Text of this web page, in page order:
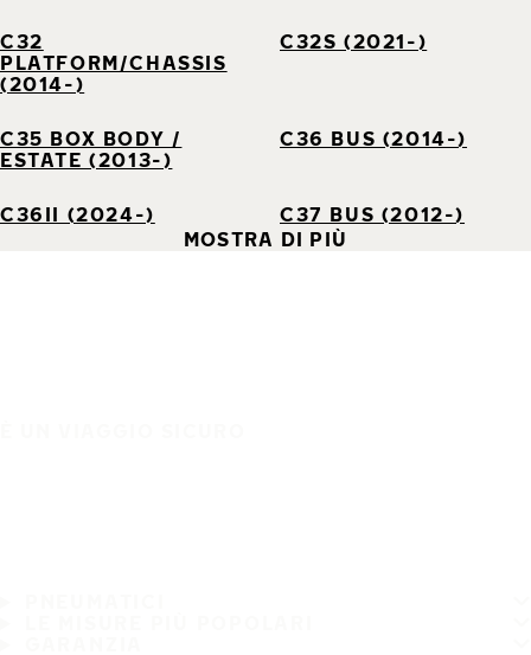
C32
PLATFORM/CHASSIS
(2014-)
C32S (2021-)
C35 BOX BODY /
ESTATE (2013-)
C36 BUS (2014-)
C36II (2024-)
C37 BUS (2012-)
MOSTRA DI PIÙ